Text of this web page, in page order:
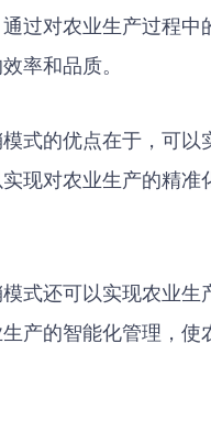
过对农业生产过程
率和品质。
式的优点在于，可
现对农业生产的精
式还可以实现农业
产的智能化管理，使